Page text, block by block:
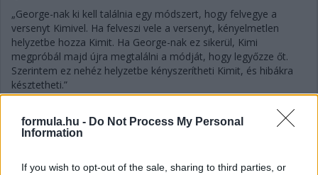
formula.hu - Do Not Process My Personal
Information
If you wish to opt-out of the sale, sharing to third parties, or
„George-nak ki kell találnia egy módszert, hogy felvegye a
versenyt Kimivel. Ha felveszi vele a versenyt, kényelmetlen
helyzetbe hozza Kimit. Ha George-nak ez sikerül, Kimi
megpróbál majd újra megtalálni a módját, hogy legyőzze őt.
Szerintem ez nehéz helyzetbe kényszerítheti Kimit, és hibákra
késztetheti.”